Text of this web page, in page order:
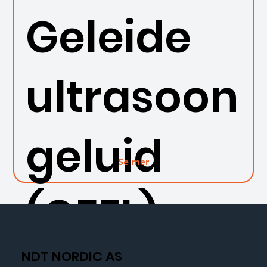
Geleide
ultrasoon
geluid
(GEEL)
Se mer
NDT NORDIC AS